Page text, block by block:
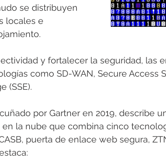
se distribuyen
locales e
y fortalecer la seguridad, las
como SD-WAN, Secure Access
(SSE).
por Gartner en 2019, describe
en la nube que combina cinco
puerta de enlace web segura,